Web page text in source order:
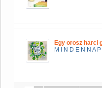
Egy orosz harci
M I N D E N N A P